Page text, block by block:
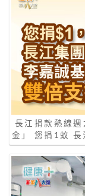
長江捐款熱線
金」 您捐1蚊 長